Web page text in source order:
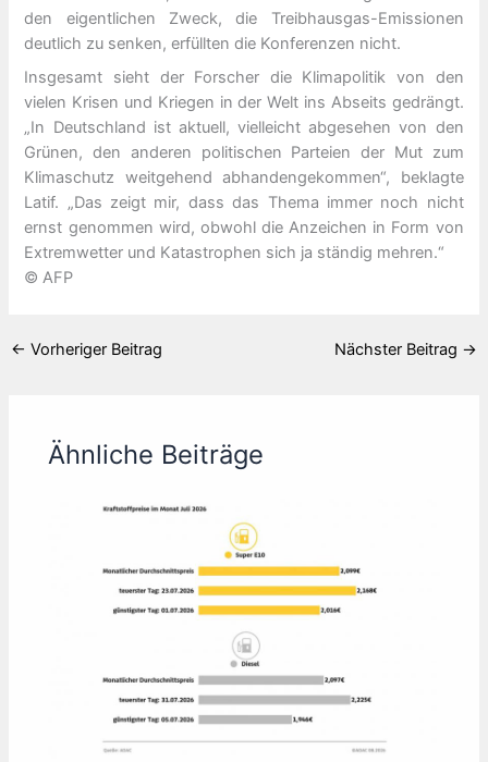
den eigentlichen Zweck, die Treibhausgas-Emissionen
deutlich zu senken, erfüllten die Konferenzen nicht.
Insgesamt sieht der Forscher die Klimapolitik von den
vielen Krisen und Kriegen in der Welt ins Abseits gedrängt.
„In Deutschland ist aktuell, vielleicht abgesehen von den
Grünen, den anderen politischen Parteien der Mut zum
Klimaschutz weitgehend abhandengekommen“, beklagte
Latif. „Das zeigt mir, dass das Thema immer noch nicht
ernst genommen wird, obwohl die Anzeichen in Form von
Extremwetter und Katastrophen sich ja ständig mehren.“
© AFP
← Vorheriger Beitrag Nächster Beitrag →
Ähnliche Beiträge